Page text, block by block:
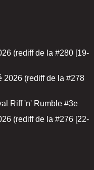
(rediff de la #280 [19-
2026 (rediff de la #278
Riff 'n' Rumble #3e
(rediff de la #276 [22-